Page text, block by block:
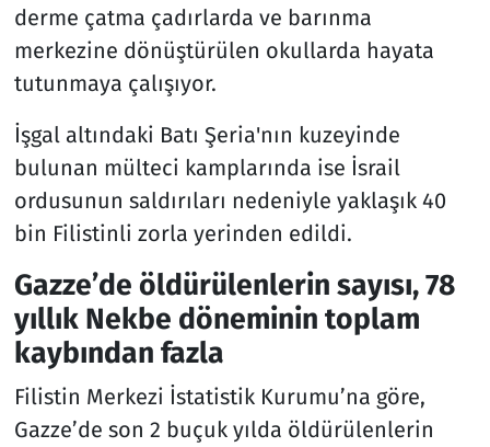
derme çatma çadırlarda ve barınma
merkezine dönüştürülen okullarda hayata
tutunmaya çalışıyor.
İşgal altındaki Batı Şeria'nın kuzeyinde
bulunan mülteci kamplarında ise İsrail
ordusunun saldırıları nedeniyle yaklaşık 40
bin Filistinli zorla yerinden edildi.
Gazze’de öldürülenlerin sayısı, 78
yıllık Nekbe döneminin toplam
kaybından fazla
Filistin Merkezi İstatistik Kurumu’na göre,
Gazze’de son 2 buçuk yılda öldürülenlerin